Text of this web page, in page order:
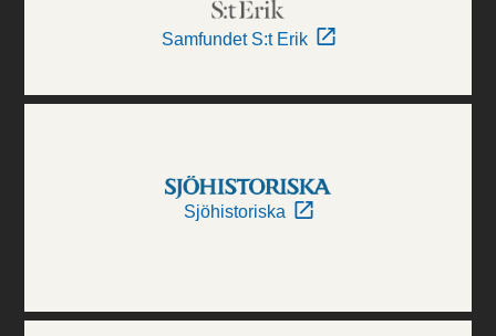
Samfundet S:t Erik
Sjöhistoriska